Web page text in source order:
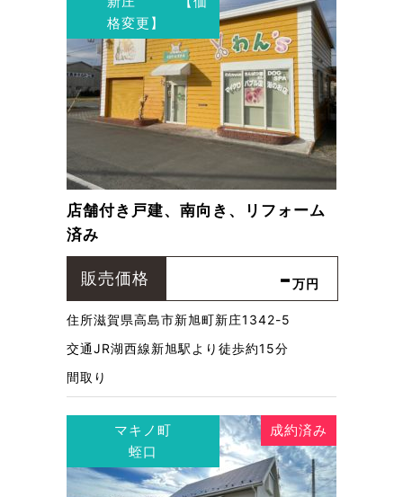
格変更】
店舗付き戸建、南向き、リフォーム
済み
販売価格 -万円
住所滋賀県高島市新旭町新庄1342-5
交通JR湖西線新旭駅より徒歩約15分
間取り
マキノ町
蛭口
成約済み